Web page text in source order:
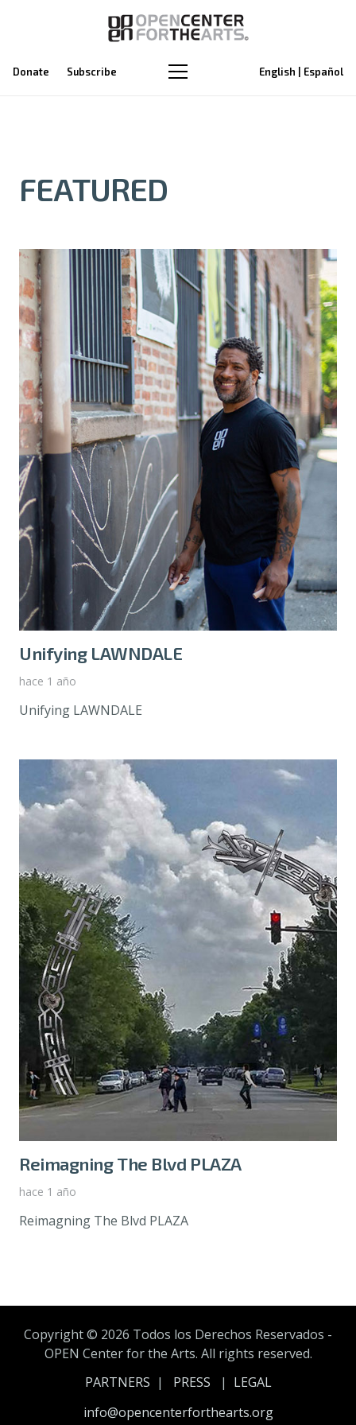
Donate Subscribe English | Español
FEATURED
Unifying LAWNDALE
hace 1 año
Unifying LAWNDALE
Reimagning The Blvd PLAZA
hace 1 año
Reimagning The Blvd PLAZA
Copyright © 2026 Todos los Derechos Reservados -
OPEN Center for the Arts. All rights reserved.
PARTNERS | PRESS | LEGAL
info@opencenterforthearts.org